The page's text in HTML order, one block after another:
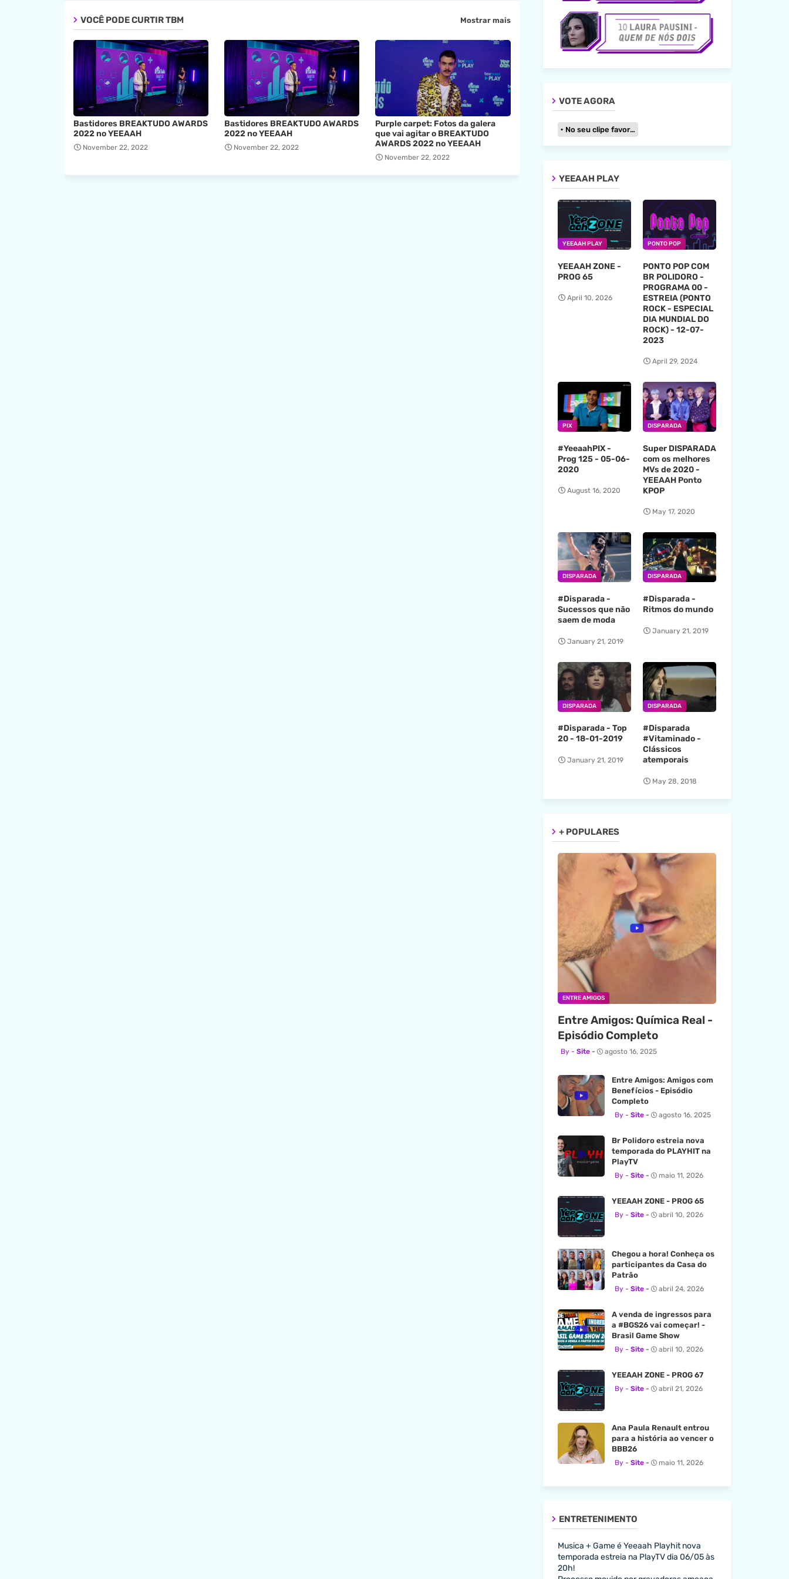
VOCÊ PODE CURTIR TBM Mostrar mais
Bastidores BREAKTUDO AWARDS
2022 no YEEAAH
November 22, 2022
Bastidores BREAKTUDO AWARDS
2022 no YEEAAH
November 22, 2022
Purple carpet: Fotos da galera
que vai agitar o BREAKTUDO
AWARDS 2022 no YEEAAH
November 22, 2022
VOTE AGORA
No seu clipe favorito
YEEAAH PLAY
YEEAAH PLAY
YEEAAH ZONE -
PROG 65
April 10, 2026
PONTO POP
PONTO POP COM
BR POLIDORO -
PROGRAMA 00 -
ESTREIA (PONTO
ROCK - ESPECIAL
DIA MUNDIAL DO
ROCK) - 12-07-
2023
April 29, 2024
PIX
#YeeaahPIX -
Prog 125 - 05-06-
2020
August 16, 2020
DISPARADA
Super DISPARADA
com os melhores
MVs de 2020 -
YEEAAH Ponto
KPOP
May 17, 2020
DISPARADA
#Disparada -
Sucessos que não
saem de moda
January 21, 2019
DISPARADA
#Disparada -
Ritmos do mundo
January 21, 2019
DISPARADA
#Disparada - Top
20 - 18-01-2019
January 21, 2019
DISPARADA
#Disparada
#Vitaminado -
Clássicos
atemporais
May 28, 2018
+ POPULARES
ENTRE AMIGOS
Entre Amigos: Química Real -
Episódio Completo
Site agosto 16, 2025
Entre Amigos: Amigos com
Benefícios - Episódio
Completo
Site agosto 16, 2025
Br Polidoro estreia nova
temporada do PLAYHIT na
PlayTV
Site maio 11, 2026
YEEAAH ZONE - PROG 65
Site abril 10, 2026
Chegou a hora! Conheça os
participantes da Casa do
Patrão
Site abril 24, 2026
A venda de ingressos para
a #BGS26 vai começar! -
Brasil Game Show
Site abril 10, 2026
YEEAAH ZONE - PROG 67
Site abril 21, 2026
Ana Paula Renault entrou
para a história ao vencer o
BBB26
Site maio 11, 2026
ENTRETENIMENTO
Musica + Game é Yeeaah Playhit nova
temporada estreia na PlayTV dia 06/05 às
20h!